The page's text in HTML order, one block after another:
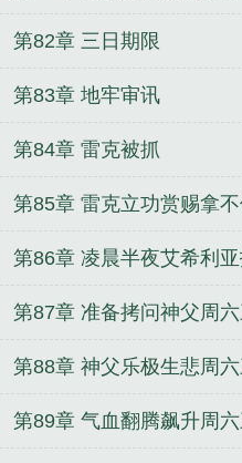
第82章 三日期限
第83章 地牢审讯
第84章 雷克被抓
第85章 雷克立功赏赐拿
第86章 凌晨半夜艾希利亚
第87章 准备拷问神父周
第88章 神父乐极生悲周
第89章 气血翻腾飙升周